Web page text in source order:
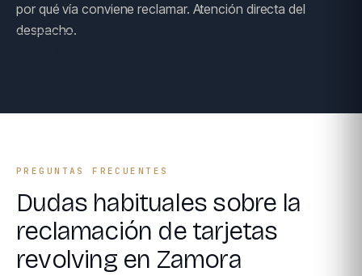
por qué vía conviene reclamar. Atención directa del
despacho.
PREGUNTAS FRECUENTES
Dudas habituales sobre la
reclamación de tarjetas
revolving en Zamora